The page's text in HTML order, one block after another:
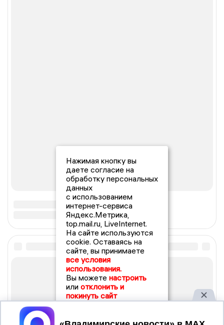
Нажимая кнопку вы
даете согласие на
обработку персональных
данных
с использованием
интернет-сервиса
Яндекс.Метрика,
top.mail.ru, LiveInternet.
На сайте используются
cookie. Оставаясь на
сайте, вы принимаете
все условия
использования.
Вы можете настроить
или отклонить и
покинуть сайт
Принять